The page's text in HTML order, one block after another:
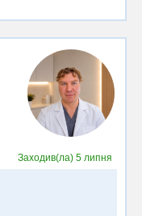
Заходив(ла)5 липня